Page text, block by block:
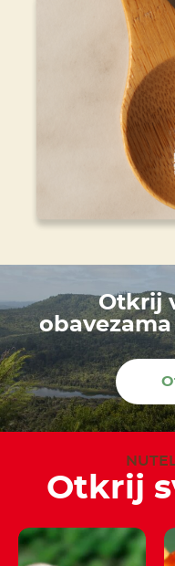
Otkrij
Otkrij